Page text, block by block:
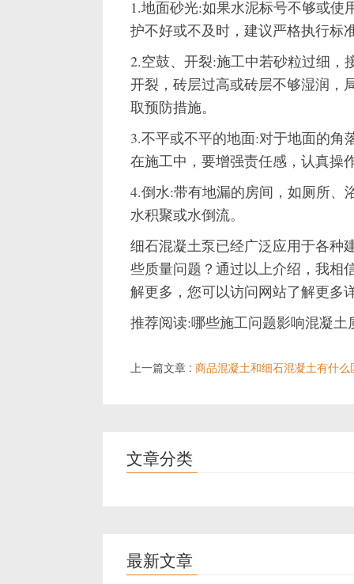
1.地面砂光:如果水泥标号不够或
护不好或不及时，建议严格执行标
2.空鼓、开裂:施工中若砂粒过细，
开裂，砖层过高或砖层不够湿润，
取预防措施。
3.不平或不平的地面:对于地面的角
在施工中，要增强责任感，认真操
4.倒水:带有地漏的房间，如厕所、
水积聚或水倒流。
细石混凝土泵已经广泛应用于各种
些质量问题？通过以上介绍，我相
解更多，您可以访问网站了解更多
推荐阅读:哪些施工问题影响混凝土
上一篇文章 : 商品混凝土和细石混凝土有什么
文章分类
最新文章